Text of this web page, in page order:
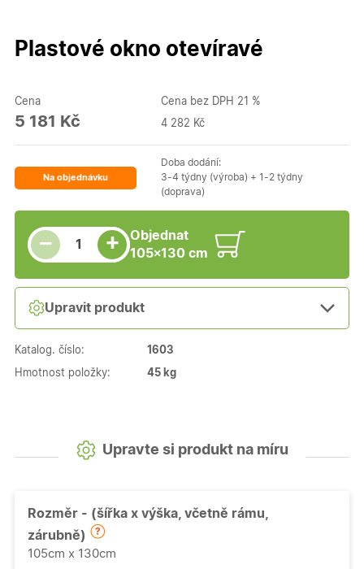
Plastové okno otevíravé
Cena
5 181 Kč
Cena bez DPH 21 %
4 282 Kč
Na objednávku
Doba dodání:
3-4 týdny (výroba) + 1-2 týdny
(doprava)
−
Snížit množství
Počet kusů +
Zvýšit množství
Objednat
105×130 cm
Upravit produkt
Katalog. číslo: 1603
Hmotnost položky: 45 kg
Upravte si produkt na míru
Rozměr - (šířka x výška, včetně rámu,
zárubně)
105cm x 130cm